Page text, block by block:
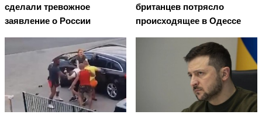
сделали тревожное
заявление о России
британцев потрясло
происходящее в Одессе